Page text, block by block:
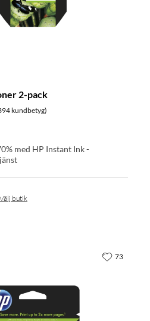
2-pack
kundbetyg)
med HP Instant Ink -
Välj butik
73